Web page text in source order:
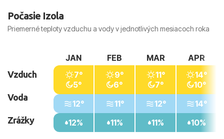
Počasie Izola
Priemerné teploty vzduchu a vody v jednotlivých mesiacoch roka
Vzduch
Voda
Zrážky
JAN
7°
5°
12°
12%
FEB
9°
6°
11°
11%
MAR
11°
7°
12°
11%
APR
14°
10°
14°
10%